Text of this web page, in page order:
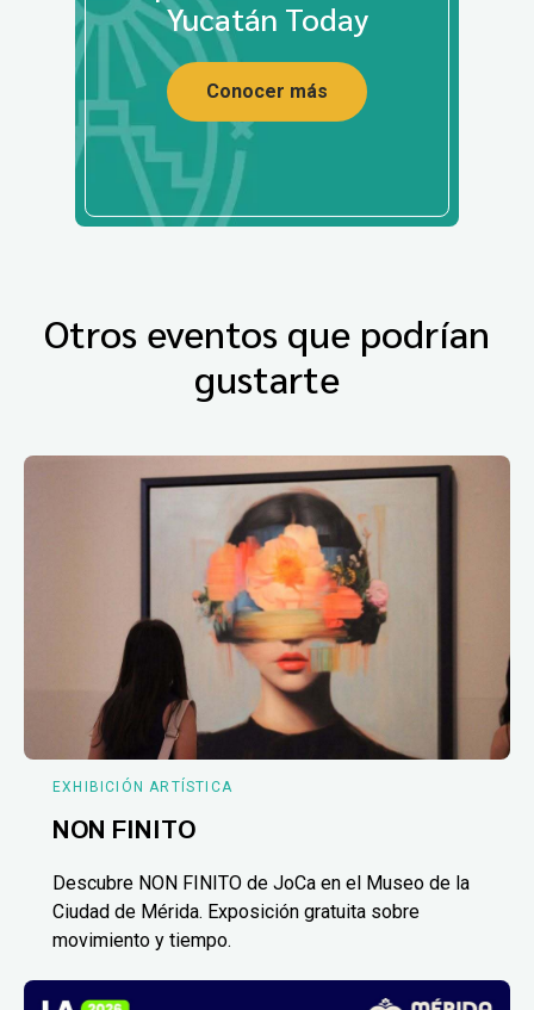
Yucatán Today
Conocer más
Otros eventos que podrían
gustarte
EXHIBICIÓN ARTÍSTICA
NON FINITO
Descubre NON FINITO de JoCa en el Museo de la
Ciudad de Mérida. Exposición gratuita sobre
movimiento y tiempo.